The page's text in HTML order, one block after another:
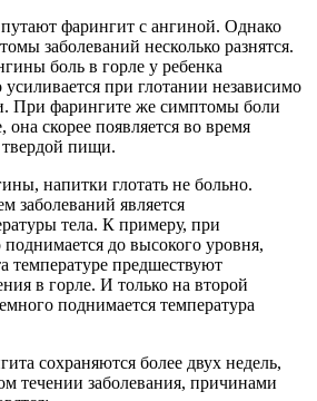
фарингит с ангиной. Однако
заболеваний несколько разнятся.
боль в горле у ребенка
при глотании независимо
При фарингите же симптомы боли
скорее появляется во время
пищи.
напитки глотать не больно.
заболеваний является
тела. К примеру, при
поднимается до высокого уровня,
температуре предшествуют
в горле. И только на второй
поднимается температура
сохраняются более двух недель,
течении заболевания, причинами